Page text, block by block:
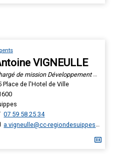
VIGNEULLE
Place de l'Hotel de Ville
07 59 58 25 34
a.vigneulle@cc-regiondesuippes.com